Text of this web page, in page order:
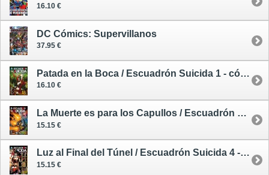
16.10 €
DC Cómics: Supervillanos
37.95 €
Patada en la Boca / Escuadrón Suicida 1 - cómic
16.10 €
La Muerte es para los Capullos / Escuadrón Suicida 3 - cómic
15.15 €
Luz al Final del Túnel / Escuadrón Suicida 4 - cómic
15.15 €